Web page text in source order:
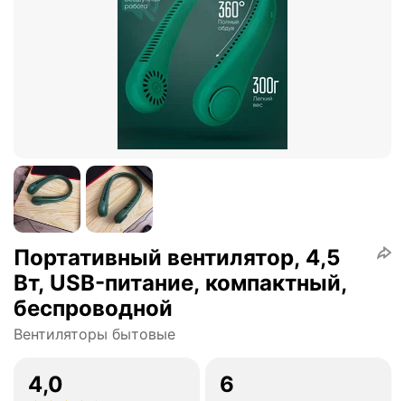
Портативный вентилятор, 4,5
Вт, USB-питание, компактный,
беспроводной
Вентиляторы бытовые
4,0 6